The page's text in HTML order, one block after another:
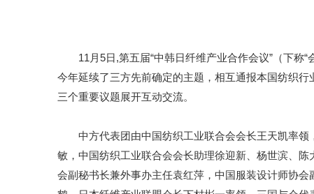
11月5日,第五届“中韩日纤维产业合作会议”（下称“
今年延续了三方先前确定的主题，相互通报本国纺织
三个重要议题展开互动交流。
中方代表团由中国纺织工业联合会会长王天凯率领
敏，中国纺织工业联合会会长助理徐迎新、杨世滨、
会副秘书长兼外事办主任袁红萍，中国服装设计师协